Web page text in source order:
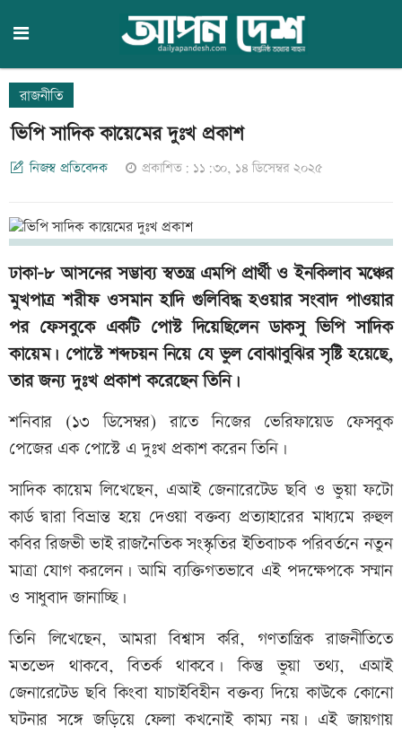
রাজনীতি
ভিপি সাদিক কায়েমের দুঃখ প্রকাশ
নিজস্ব প্রতিবেদক প্রকাশিত: ১১:৩০, ১৪ ডিসেম্বর ২০২৫
ঢাকা-৮ আসনের সম্ভাব্য স্বতন্ত্র এমপি প্রার্থী ও ইনকিলাব মঞ্চের
মুখপাত্র শরীফ ওসমান হাদি গুলিবিদ্ধ হওয়ার সংবাদ পাওয়ার
পর ফেসবুকে একটি পোস্ট দিয়েছিলেন ডাকসু ভিপি সাদিক
কায়েম। পোস্টে শব্দচয়ন নিয়ে যে ভুল বোঝাবুঝির সৃষ্টি হয়েছে,
তার জন্য দুঃখ প্রকাশ করেছেন তিনি।
শনিবার (১৩ ডিসেম্বর) রাতে নিজের ভেরিফায়েড ফেসবুক
পেজের এক পোস্টে এ দুঃখ প্রকাশ করেন তিনি।
সাদিক কায়েম লিখেছেন, এআই জেনারেটেড ছবি ও ভুয়া ফটো
কার্ড দ্বারা বিভ্রান্ত হয়ে দেওয়া বক্তব্য প্রত্যাহারের মাধ্যমে রুহুল
কবির রিজভী ভাই রাজনৈতিক সংস্কৃতির ইতিবাচক পরিবর্তনে নতুন
মাত্রা যোগ করলেন। আমি ব্যক্তিগতভাবে এই পদক্ষেপকে সম্মান
ও সাধুবাদ জানাচ্ছি।
তিনি লিখেছেন, আমরা বিশ্বাস করি, গণতান্ত্রিক রাজনীতিতে
মতভেদ থাকবে, বিতর্ক থাকবে। কিন্তু ভুয়া তথ্য, এআই
জেনারেটেড ছবি কিংবা যাচাইবিহীন বক্তব্য দিয়ে কাউকে কোনো
ঘটনার সঙ্গে জড়িয়ে ফেলা কখনোই কাম্য নয়। এই জায়গায়